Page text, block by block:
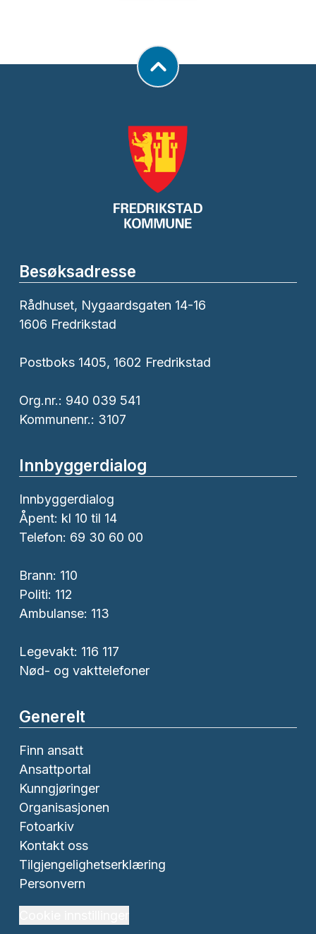
Besøksadresse
Rådhuset, Nygaardsgaten 14-16
1606 Fredrikstad
Postboks 1405, 1602 Fredrikstad
Org.nr.: 940 039 541
Kommunenr.: 3107
Innbyggerdialog
Innbyggerdialog
Åpent: kl 10 til 14
Telefon: 69 30 60 00
Brann: 110
Politi: 112
Ambulanse: 113
Legevakt: 116 117
Nød- og vakttelefoner
Generelt
Finn ansatt
Ansattportal
Kunngjøringer
Organisasjonen
Fotoarkiv
Kontakt oss
Tilgjengelighetserklæring
Personvern